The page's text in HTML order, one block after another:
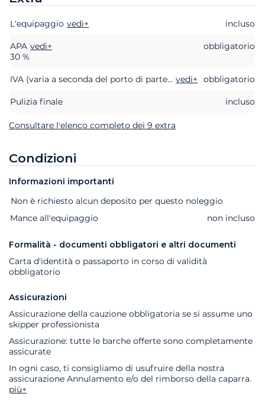
Extra Stato Prezzo
L'equipaggio vedi+ incluso
APA vedi+
obbligatorio
30 %
IVA (varia a seconda del porto di partenza) vedi+ obbligatorio
Pulizia finale incluso
Consultare l'elenco completo dei 9 extra
Condizioni
Informazioni importanti
Extra Stato Prezzo
Non è richiesto alcun deposito per questo noleggio
Mance all'equipaggio
non incluso
Formalità - documenti obbligatori e altri documenti
Carta d'identità o passaporto in corso di validità
obbligatorio
Assicurazioni
Assicurazione della cauzione obbligatoria se si assume uno
skipper professionista
Assicurazione: tutte le barche offerte sono completamente
assicurate
In ogni caso, ti consigliamo di usufruire della nostra
assicurazione Annulamento e/o del rimborso della caparra.
più+